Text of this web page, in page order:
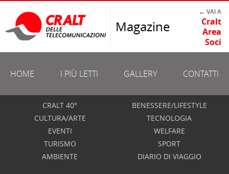
Magazine
← VAI A
Cralt
Area
Soci
HOME I PIÙ LETTI GALLERY CONTATTI
CRALT 40°
CULTURA/ARTE
EVENTI
TURISMO
AMBIENTE
BENESSERE/LIFESTYLE
TECNOLOGIA
WELFARE
SPORT
DIARIO DI VIAGGIO